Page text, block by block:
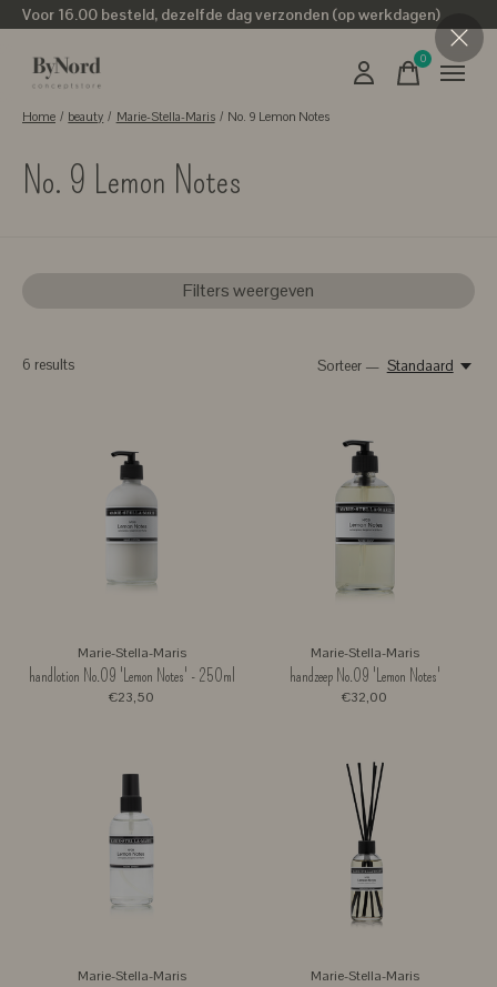
Voor 16.00 besteld, dezelfde dag verzonden (op werkdagen)
0items
Home / beauty / Marie-Stella-Maris / No. 9 Lemon Notes
No. 9 Lemon Notes
Filters weergeven
6 results Sorteer — Standaard
Marie-Stella-Maris
handlotion No.09 'Lemon Notes' - 250ml
€23,50
Marie-Stella-Maris
handzeep No.09 'Lemon Notes'
€32,00
Marie-Stella-Maris Marie-Stella-Maris